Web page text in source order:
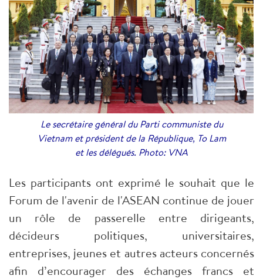
Le secrétaire général du Parti communiste du
Vietnam et président de la République, To Lam
et les délégués. Photo: VNA
Les participants ont exprimé le souhait que le
Forum de l'avenir de l'ASEAN continue de jouer
un rôle de passerelle entre dirigeants,
décideurs politiques, universitaires,
entreprises, jeunes et autres acteurs concernés
afin d’encourager des échanges francs et